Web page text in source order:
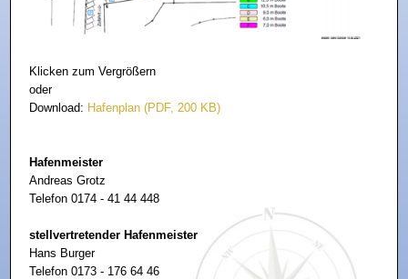
Klicken zum Vergrößern
oder
Download: Hafenplan (PDF, 200 KB)
Hafenmeister
Andreas Grotz
Telefon 0174 - 41 44 448
stellvertretender Hafenmeister
Hans Burger
Telefon 0173 - 176 64 46